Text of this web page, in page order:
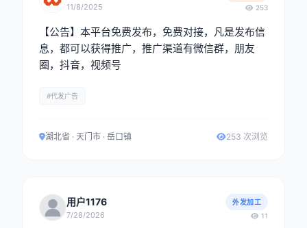
11/8/2025
253
【公告】本平台免费发布，免费对接，凡是发布信
息，都可以获得推广，推广渠道有微信群，朋友
圈，抖音，视频号
#代发广告
湖北省 · 天门市 · 岳口镇 253 次浏览
用户1176
7/28/2026
外发加工
11